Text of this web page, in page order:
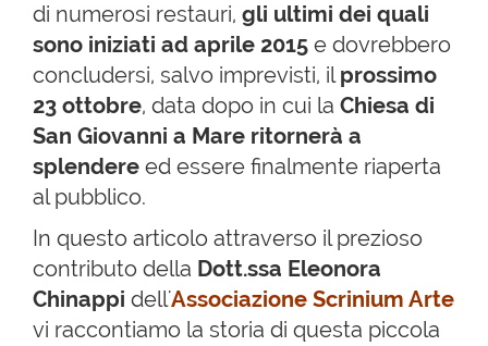
di numerosi restauri, gli ultimi dei quali
sono iniziati ad aprile 2015 e dovrebbero
concludersi, salvo imprevisti, ilprossimo
23 ottobre, data dopo in cui la Chiesa di
San Giovanni a Mare ritornerà a
splendere ed essere finalmente riaperta
al pubblico.
In questo articolo attraverso il prezioso
contributo della Dott.ssa Eleonora
Chinappi dell'Associazione Scrinium Arte
vi raccontiamo la storia di questa piccola